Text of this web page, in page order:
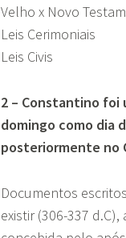
Velho x Novo
Leis Cerimoniais
Leis Civis
2 – Constantino foi
domingo como dia
posteriormente no
Documentos
existir (306-337